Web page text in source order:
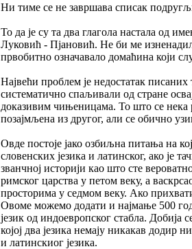
Ни тиме се не завршава списак
То да је су та два глагола настала од
Луковић - Пјановић. Не би ме
првобитно означавало домаћина који
Највећи проблем је недостатак
систематично спаљивали од стране
доказивим чињеницама. То што се нека
позајмљена из другог, али се обично
Овде постоје јако озбиљна питања на
словенских језика и латинског, ако је
званчној историји као што сте
римског царства у петом веку, а
просторима у седмом веку. Ако
Овоме можемо додати и најмање 500
језик од индоевропског стабла. Добија
којој два језика немају никакав додир
и латинскиог језика.